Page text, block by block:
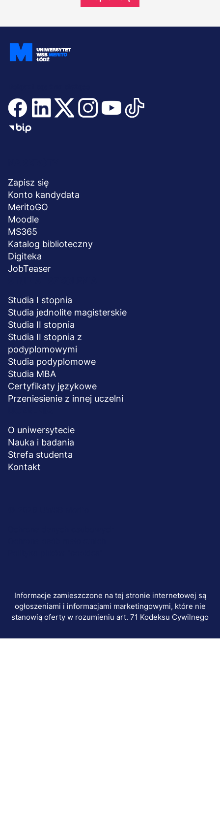
stopka
Zapisz się
Konto kandydata
MeritoGO
Moodle
MS365
Katalog biblioteczny
Digiteka
JobTeaser
Studia I stopnia
Studia jednolite magisterskie
Studia II stopnia
Studia II stopnia z
podyplomowymi
Studia podyplomowe
Studia MBA
Certyfikaty językowe
Przeniesienie z innej uczelni
O uniwersytecie
Nauka i badania
Strefa studenta
Kontakt
Informacje zamieszczone na tej stronie internetowej są
ogłoszeniami i informacjami marketingowymi, które nie
stanowią oferty w rozumieniu art. 71 Kodeksu Cywilnego